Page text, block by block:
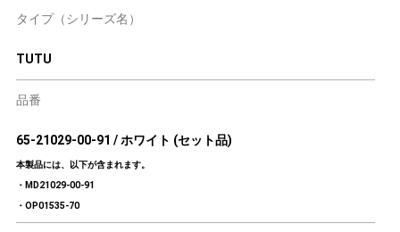
タイプ（シリーズ名）
TUTU
品番
65-21029-00-91 / ホワイト (セット品)
本製品には、以下が含まれます。
・MD21029-00-91
・OP01535-70